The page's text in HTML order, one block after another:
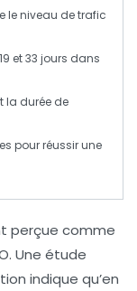
le niveau de trafic
19 et 33 jours dans
la durée de
pour réussir une
perçue comme
. Une étude
indique qu’en